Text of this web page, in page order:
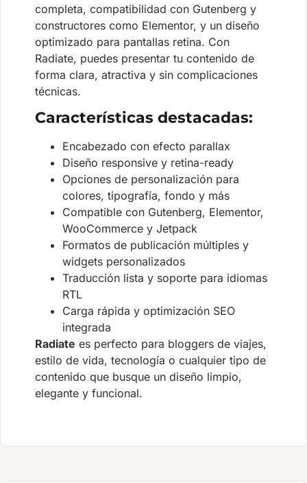
completa, compatibilidad con Gutenberg y
constructores como Elementor, y un diseño
optimizado para pantallas retina. Con
Radiate, puedes presentar tu contenido de
forma clara, atractiva y sin complicaciones
técnicas.
Características destacadas:
Encabezado con efecto parallax
Diseño responsive y retina-ready
Opciones de personalización para
colores, tipografía, fondo y más
Compatible con Gutenberg, Elementor,
WooCommerce y Jetpack
Formatos de publicación múltiples y
widgets personalizados
Traducción lista y soporte para idiomas
RTL
Carga rápida y optimización SEO
integrada
Radiate es perfecto para bloggers de viajes,
estilo de vida, tecnología o cualquier tipo de
contenido que busque un diseño limpio,
elegante y funcional.